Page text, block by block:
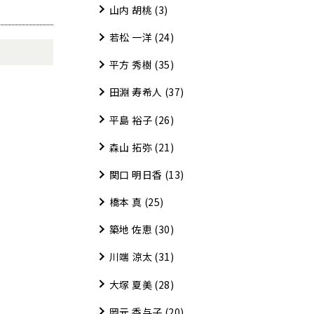
山内 胡桃 (3)
若松 一洋 (24)
平方 秀樹 (35)
田淵 寿希人 (37)
平島 裕子 (26)
森山 拓弥 (21)
関口 明日香 (13)
橋本 真 (25)
築地 佐恵 (30)
川端 涼太 (31)
大塚 夏美 (28)